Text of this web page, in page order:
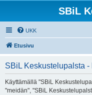
SBiL
UKK
Etusivu
SBiL Keskustelupalsta -
Käyttämällä "SBiL
"meidän", "SBiL